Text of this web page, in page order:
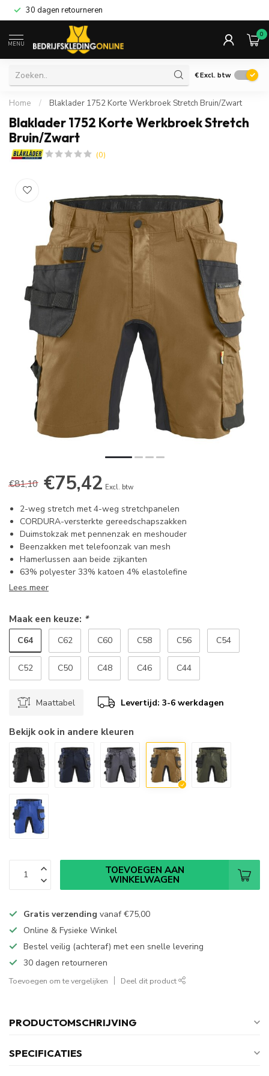
30 dagen retourneren
MENU
0
€Excl. btw
Home / Blaklader 1752 Korte Werkbroek Stretch Bruin/Zwart
Blaklader 1752 Korte Werkbroek Stretch
Bruin/Zwart
(0)
€81,10 €75,42 Excl. btw
2-weg stretch met 4-weg stretchpanelen
CORDURA-versterkte gereedschapszakken
Duimstokzak met pennenzak en meshouder
Beenzakken met telefoonzak van mesh
Hamerlussen aan beide zijkanten
63% polyester 33% katoen 4% elastolefine
Lees meer
Maak een keuze: *
C64 C62 C60 C58 C56 C54
C52 C50 C48 C46 C44
Maattabel Levertijd: 3-6 werkdagen
Bekijk ook in andere kleuren
TOEVOEGEN AAN
WINKELWAGEN
Gratis verzending vanaf€75,00
Online & Fysieke Winkel
Bestel veilig (achteraf) met een snelle levering
30 dagen retourneren
Toevoegen om te vergelijken Deel dit product
PRODUCTOMSCHRIJVING
SPECIFICATIES